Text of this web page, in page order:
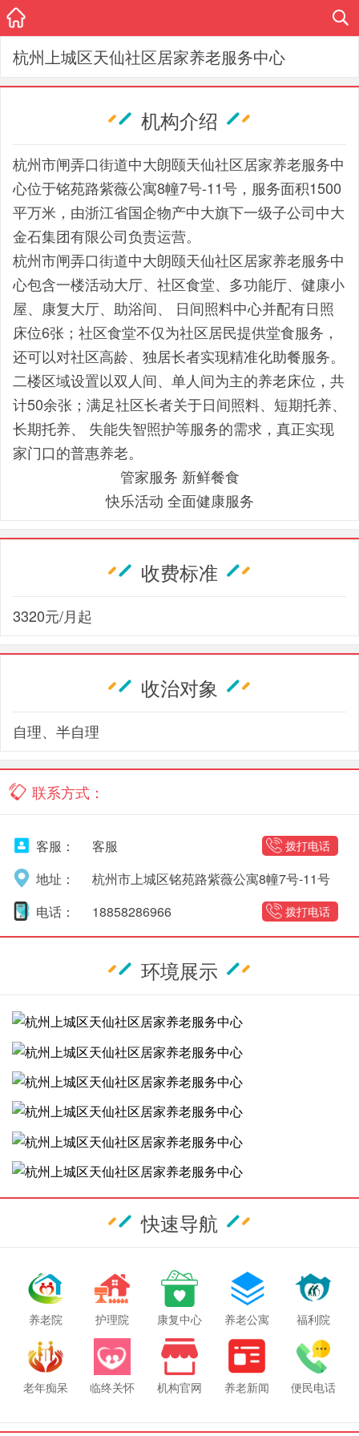
杭州上城区天仙社区居家养老服务中心
机构介绍
杭州市闸弄口街道中大朗颐天仙社区居家养老服务中
心位于铭苑路紫薇公寓8幢7号-11号，服务面积1500
平万米，由浙江省国企物产中大旗下一级子公司中大
金石集团有限公司负责运营。
杭州市闸弄口街道中大朗颐天仙社区居家养老服务中
心包含一楼活动大厅、社区食堂、多功能厅、健康小
屋、康复大厅、助浴间、 日间照料中心并配有日照
床位6张；社区食堂不仅为社区居民提供堂食服务，
还可以对社区高龄、独居长者实现精准化助餐服务。
二楼区域设置以双人间、单人间为主的养老床位，共
计50余张；满足社区长者关于日间照料、短期托养、
长期托养、 失能失智照护等服务的需求，真正实现
家门口的普惠养老。
管家服务 新鲜餐食
快乐活动 全面健康服务
收费标准
3320元/月起
收治对象
自理、半自理
联系方式：
客服： 拨打电话
客服
地址：
杭州市上城区铭苑路紫薇公寓8幢7号-11号
电话：
拨打电话
18858286966
环境展示
快速导航
养老院 护理院 康复中心 养老公寓 福利院
老年痴呆 临终关怀 机构官网 养老新闻 便民电话